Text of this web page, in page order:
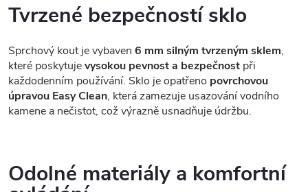
Tvrzené bezpečností sklo
Sprchový kout je vybaven 6 mm silným tvrzeným sklem,
které poskytujevysokou pevnost a bezpečnost při
každodenním používání. Sklo je opatřeno povrchovou
úpravou Easy Clean, která zamezuje usazování vodního
kamene a nečistot, což výrazně usnadňuje údržbu.
Odolné materiály a komfortní